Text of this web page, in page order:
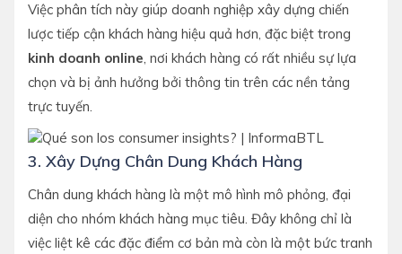
Việc phân tích này giúp doanh nghiệp xây dựng chiến
lược tiếp cận khách hàng hiệu quả hơn, đặc biệt trong
kinh doanh online, nơi khách hàng có rất nhiều sự lựa
chọn và bị ảnh hưởng bởi thông tin trên các nền tảng
trực tuyến.
3. Xây Dựng Chân Dung Khách Hàng
Chân dung khách hàng là một mô hình mô phỏng, đại
diện cho nhóm khách hàng mục tiêu. Đây không chỉ là
việc liệt kê các đặc điểm cơ bản mà còn là một bức tranh